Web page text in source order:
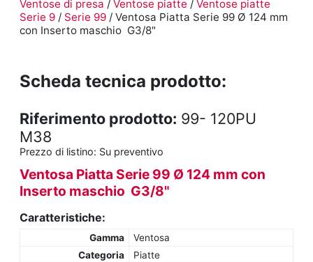
Ventose di presa / Ventose piatte / Ventose piatte
Serie 9 / Serie 99 / Ventosa Piatta Serie 99 Ø 124 mm
con Inserto maschio G3/8"
Scheda tecnica prodotto:
Riferimento prodotto: 99- 120PU
M38
Prezzo di listino: Su preventivo
Ventosa Piatta Serie 99 Ø 124 mm con
Inserto maschio G3/8"
Caratteristiche:
Gamma
Ventosa
Categoria
Piatte